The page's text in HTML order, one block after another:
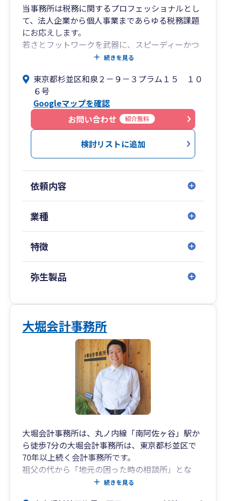
当事務所は税務に関するプロフェッショナルとし
て、法人企業から個人事業まであらゆる税務課題
にお応えします。
若さとフットワークを武器に、スピーディーかつ
正確な対応を実施しており、顧問先様へは全て代
で、他社のように無資格の従業員が担当になるこ
とはございません。
知識や経験不足の担当者や退職等による担当変更
の煩わしさは皆無です。
節税対策から税務申告業務まで、税に関するお悩
みやご要望がございましたらぜひご相談くださ
い。
続きを見る
東京都杉並区和泉２－９－３プラム１５ １０
６号
Googleマップを確認
お問い合わせ
紹介無料
検討リストに追加
依頼内容
業種
特徴
弥生製品
大堀会計事務所
大堀会計事務所は、丸ノ内線「南阿佐ヶ谷」駅か
ら徒歩7分の大堀会計事務所は、東京都杉並区で
70年以上続く会計事務所です。
祖父の代から「地元の困った時の相談所」とな
り、地元の中小企業を元気にすることを目標とし
続きを見る